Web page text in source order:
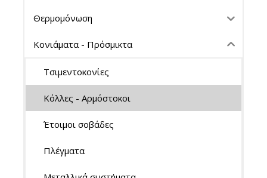
Θερμομόνωση
Κονιάματα - Πρόσμικτα
Τσιμεντοκονίες
Κόλλες - Αρμόστοκοι
Έτοιμοι σοβάδες
Πλέγματα